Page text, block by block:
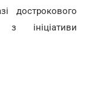
дострокового
з ініціативи